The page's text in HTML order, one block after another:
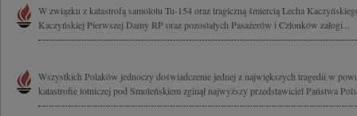
W związku z katastrofą samolotu Tu-154 oraz tragiczną śmiercią Lecha
Kaczyńskiej Pierwszej Damy RP oraz pozostałych Pasażerów i Członków załogi...
Wszystkich Polaków jednoczy doświadczenie jednej z największych tragedii w
katastrofie lotniczej pod Smoleńskiem zginął najwyższy przedstawiciel Państwa